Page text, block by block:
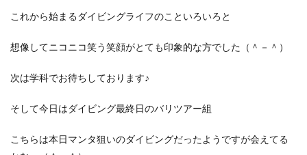
これから始まるダイビングライフのこといろいろと
想像してニコニコ笑う笑顔がとても印象的な方でした（＾－＾）
次は学科でお待ちしております♪
そして今日はダイビング最終日のバリツアー組
こちらは本日マンタ狙いのダイビングだったようですが会えてる